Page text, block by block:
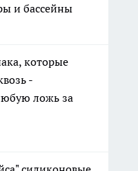
и бассейны
которые
-
ложь за